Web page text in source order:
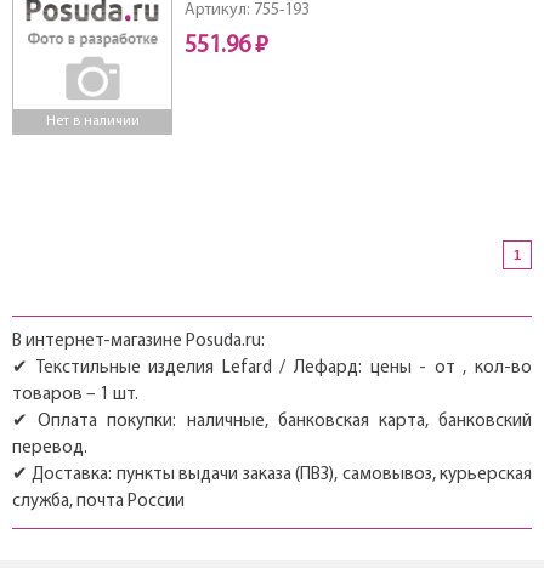
Нет в наличии
Артикул: 755-193
551.96 ₽
1
В интернет-магазине Posuda.ru:
✔ Текстильные изделия Lefard / Лефард: цены - от , кол-во
товаров – 1 шт.
✔ Оплата покупки: наличные, банковская карта, банковский
перевод.
✔ Доставка: пункты выдачи заказа (ПВЗ), самовывоз, курьерская
служба, почта России